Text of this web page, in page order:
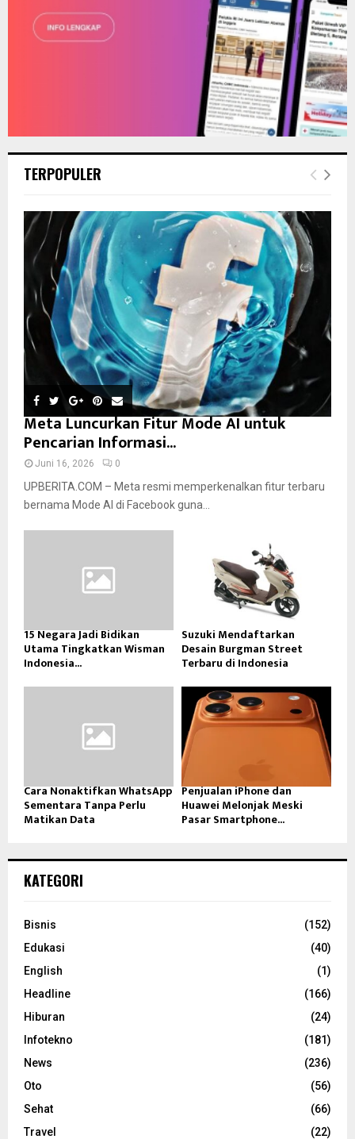
TERPOPULER
Meta Luncurkan Fitur Mode AI untuk
Pencarian Informasi...
Juni 16, 2026 0
UPBERITA.COM – Meta resmi memperkenalkan fitur terbaru
bernama Mode AI di Facebook guna...
15 Negara Jadi Bidikan
Utama Tingkatkan Wisman
Indonesia...
Suzuki Mendaftarkan
Desain Burgman Street
Terbaru di Indonesia
Cara Nonaktifkan WhatsApp
Sementara Tanpa Perlu
Matikan Data
Penjualan iPhone dan
Huawei Melonjak Meski
Pasar Smartphone...
KATEGORI
Bisnis
(152)
Edukasi
(40)
English
(1)
Headline
(166)
Hiburan
(24)
Infotekno
(181)
News
(236)
Oto
(56)
Sehat
(66)
Travel
(22)